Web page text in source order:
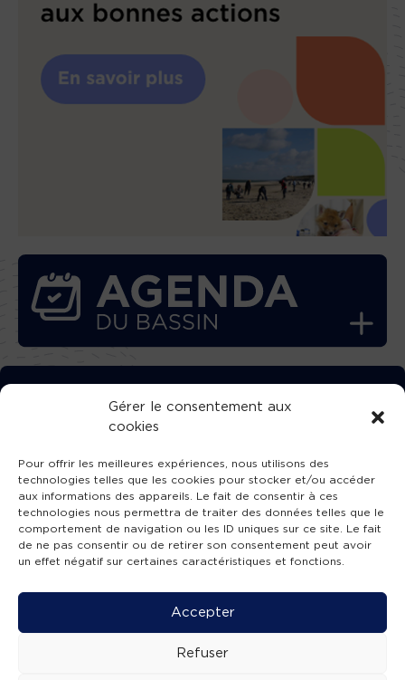
Gérer le consentement aux
cookies
Pour offrir les meilleures expériences, nous utilisons des
technologies telles que les cookies pour stocker et/ou accéder
aux informations des appareils. Le fait de consentir à ces
technologies nous permettra de traiter des données telles que le
comportement de navigation ou les ID uniques sur ce site. Le fait
de ne pas consentir ou de retirer son consentement peut avoir
un effet négatif sur certaines caractéristiques et fonctions.
Accepter
Refuser
TÉLÉCHARGEZ GRATUITEMENT
L’APPLICATION TVBA !
SUIVEZ-NOUS !
Mentions légales -Accessibilité